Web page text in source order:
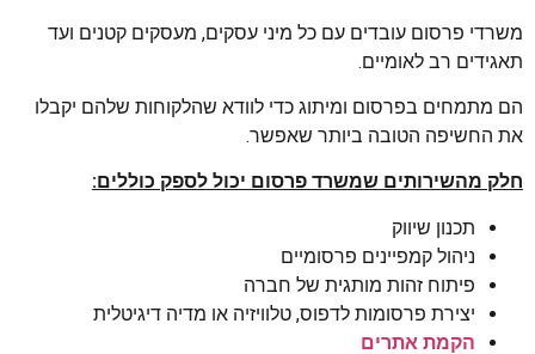
משרדי פרסום עובדים עם כל מיני עסקים, מעסקים קטנים ועד
תאגידים רב לאומיים.
הם מתמחים בפרסום ומיתוג כדי לוודא שהלקוחות שלהם יקבלו
את החשיפה הטובה ביותר שאפשר.
חלק מהשירותים שמשרד פרסום יכול לספק כוללים:
תכנון שיווק
ניהול קמפיינים פרסומיים
פיתוח זהות מותגית של חברה
יצירת פרסומות לדפוס, טלוויזיה או מדיה דיגיטלית
הקמת אתרים